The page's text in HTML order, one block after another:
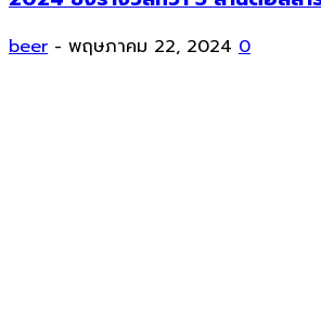
beer - พฤษภาคม 22, 2024 0